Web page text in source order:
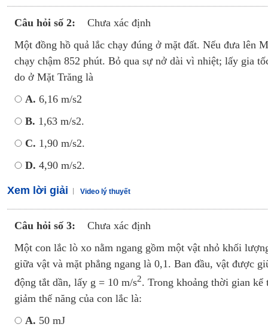
Câu hỏi số 2:
Chưa xác định
Một đồng hồ quả lắc chạy đúng ở mặt đất. Nếu đưa lên
chạy chậm 852 phút. Bỏ qua sự nở dài vì nhiệt; lấy gia
do ở Mặt Trăng là
A. 6,16 m/s2
B. 1,63 m/s2.
C. 1,90 m/s2.
D. 4,90 m/s2.
Xem lời giải Video lý thuyết
Câu hỏi số 3:
Chưa xác định
Một con lắc lò xo nằm ngang gồm một vật nhỏ khối
giữa vật và mặt phẳng ngang là 0,1. Ban đầu, vật được
động tắt dần, lấy g = 10 m/s2. Trong khoảng thời gian
giảm thế năng của con lắc là:
A. 50 mJ